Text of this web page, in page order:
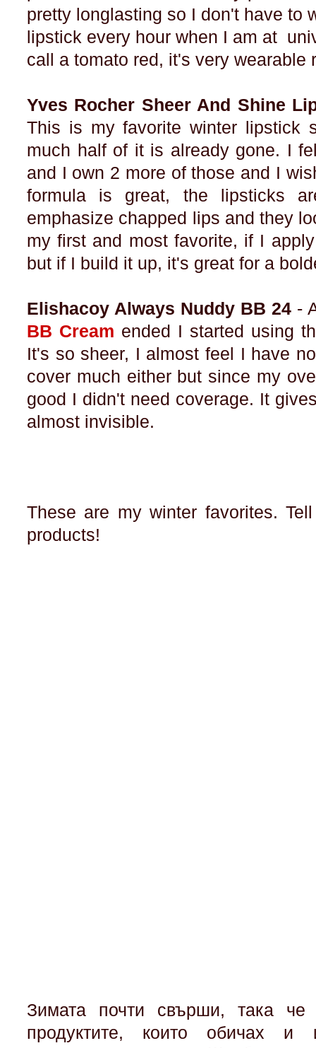
pretty longlasting so I don't have to
lipstick every hour when I am at
call a tomato red, it's very wearable
Yves Rocher Sheer And Shine
This is my favorite winter lipstick
much half of it is already gone. I
and I own 2 more of those and I
formula is great, the lipsticks
emphasize chapped lips and they
my first and most favorite, if I
but if I build it up, it's great for a
Elishacoy Always Nuddy BB 24 -
BB Cream ended I started using
It's so sheer, I almost feel I have
cover much either but since my
good I didn't need coverage. It
almost invisible.
These are my winter favorites.
products!
Зимата почти свърши, така
продуктите, които обичах и